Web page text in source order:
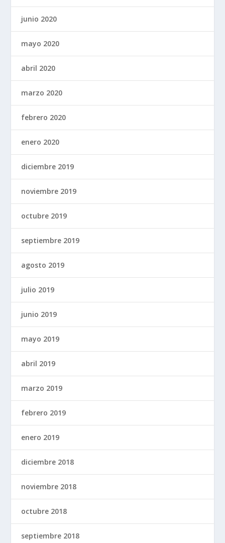
junio 2020
mayo 2020
abril 2020
marzo 2020
febrero 2020
enero 2020
diciembre 2019
noviembre 2019
octubre 2019
septiembre 2019
agosto 2019
julio 2019
junio 2019
mayo 2019
abril 2019
marzo 2019
febrero 2019
enero 2019
diciembre 2018
noviembre 2018
octubre 2018
septiembre 2018